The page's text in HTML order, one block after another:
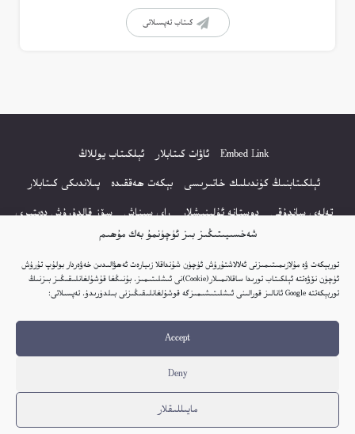
شەخسىيىتىڭىز بىز ئۈچۈنمۇ بەك مۇھىم
توربېكەت ۋە مۇلازىمىتىمىزنى ئەلالاشتۇرۇش ئۈچۈن شۇنداقلا زىيارەت ئەھۋالىدىن خەۋەردار بولۇپ تۇرۇش
ئۈچۈن نۆۋەتتە ئېلكىتاب تورىدا ساقلانمىلار(Cookie)نى ئىشلىتىمىز. بۇنىڭغا قۇشۇلغانلىقىڭىز بىزنىڭ
توربېكەتتە Google ئانالىز قورالىنى ئىشلىتىشىمىزگە قوشۇلغانلىقىڭىزنى بىلدۈرىدۇ. تەپسىلاتى:
Accept
Deny
مايىللىقلار
كىتاب تەپسىلاتى
Embed Link ئاۋات كىتابلار
ئېلكىتاب يوللاڭ
ئېلكىتابنىڭ كۈندىلىك خاتىرىسى
بېكەت ھەققىدە
پىلاندىكى كىتابلار
تەلەي ساندۇقى
دوستانە ئۇلىنىشلار راي سىناش
سۆز قالدۇرۇش دەپتىرى
كۆپ سورالغان سۇئاللار
كىتاب تىزىملىكى
مەخپىيەتلىك باياناتى
نەشىر ھوقۇقى باياناتى
© 2017-2026 تور بېكەتنىڭ بارلىق ھوقۇقى ئېلكىتاب تورى غا مەنسۇپ.
ھەر كۈنى يېڭى كىتابلار قوشۇلىۋاتىدۇ...